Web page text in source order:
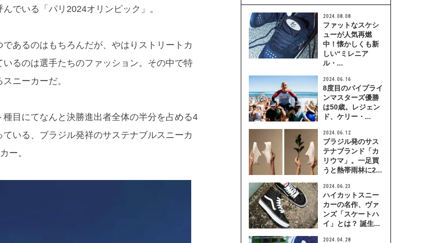
でいる「パリ2024オリンピック」。
あるのはもちろんだが、やはりストリートカ
るのは選手たちのファッション。その中で特
ニーカーだ。
目にてなんと決勝進出者全体の半分を占める4
いる、ブラジル発祥のサステナブルスニーカ
ー。
2024.08.08
ファットなスケシ
ューが人気再燃
中！懐かしくも新
しい“ミレニア
ル・...
2024.06.16
8度目のパイプライ
ンマスターズ優勝
は50歳。レジェン
ド、ケリー・...
2024.06.12
ブラジル発のサス
テナブランド「カ
リウマ」。一足買
うと熱帯雨林に2...
2024.06.23
ハイカットスニー
カーの名作、ヴァ
ンズ「スケートハ
イ」とは？ 誕生...
2024.04.28